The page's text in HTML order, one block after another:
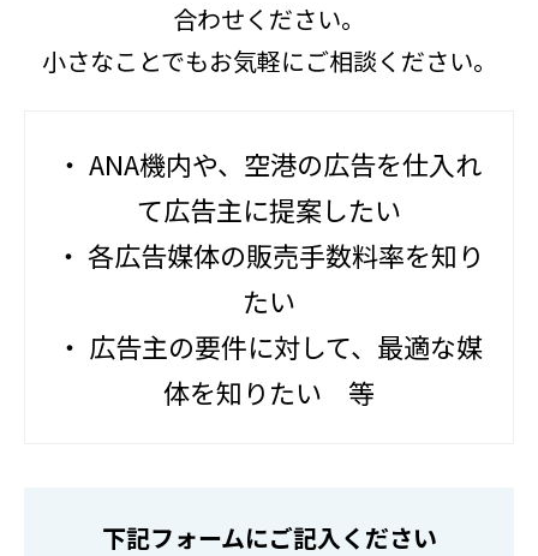
合わせください。
小さなことでもお気軽にご相談ください。
・ ANA機内や、空港の広告を仕入れ
て広告主に提案したい
・ 各広告媒体の販売手数料率を知り
たい
・ 広告主の要件に対して、最適な媒
体を知りたい 等
下記フォームにご記入ください